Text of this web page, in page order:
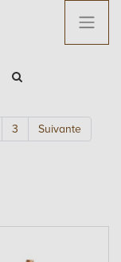
3 Suivante